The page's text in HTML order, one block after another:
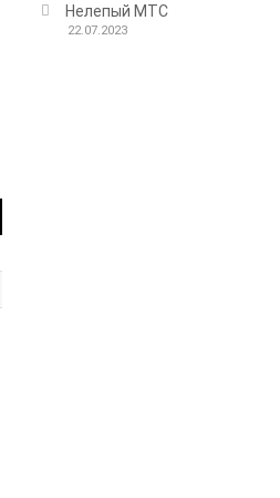
Нелепый МТС
22.07.2023